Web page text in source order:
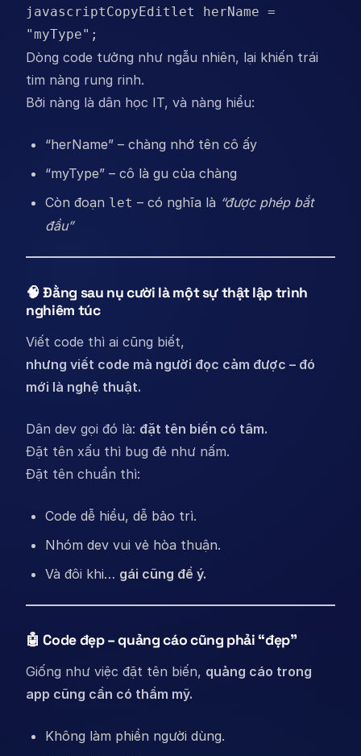
javascriptCopyEditlet herName =
Dòng code tưởng như ngẫu nhiên, lại khiến trái
tim nàng rung rinh.
Bởi nàng là dân học IT, và nàng hiểu:
“herName” – chàng nhớ tên cô ấy
“myType” – cô là gu của chàng
Còn đoạn let – có nghĩa là “được phép bắt
đầu”
🧠 Đằng sau nụ cười là một sự thật lập trình
nghiêm túc
Viết code thì ai cũng biết,
nhưng viết code mà người đọc cảm được – đó
mới là nghệ thuật.
Dân dev gọi đó là: đặt tên biến có tâm.
Đặt tên xấu thì bug đẻ như nấm.
Đặt tên chuẩn thì:
Code dễ hiểu, dễ bảo trì.
Nhóm dev vui vẻ hòa thuận.
Và đôi khi… gái cũng để ý.
🤖 Code đẹp – quảng cáo cũng phải “đẹp”
Giống như việc đặt tên biến, quảng cáo trong
app cũng cần có thẩm mỹ.
Không làm phiền người dùng.